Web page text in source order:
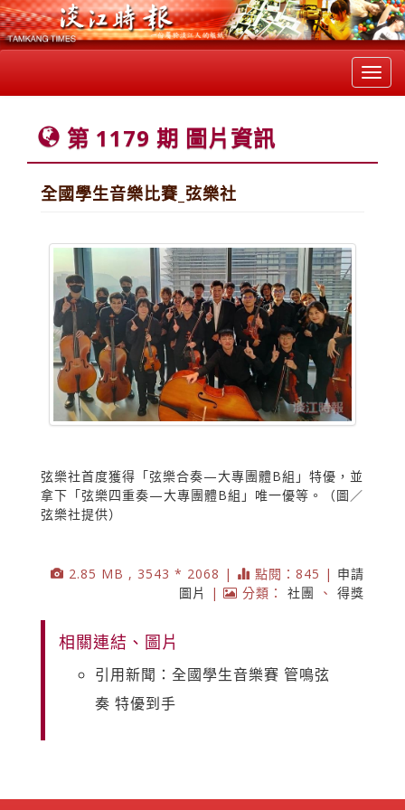
第 1179 期 圖片資訊
全國學生音樂比賽_弦樂社
弦樂社首度獲得「弦樂合奏—大專團體B組」特優，並
拿下「弦樂四重奏—大專團體B組」唯一優等。（圖／
弦樂社提供）
2.85 MB , 3543 * 2068 | 點閱：845 | 申請
圖片
| 分類： 社團 、 得獎
相關連結、圖片
引用新聞：全國學生音樂賽 管鳴弦
奏 特優到手